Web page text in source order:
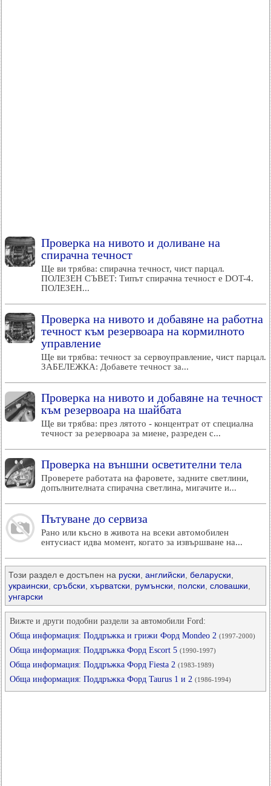
Проверка на нивото и доливане на
спирачна течност
Ще ви трябва: спирачна течност, чист парцал.
ПОЛЕЗЕН СЪВЕТ: Типът спирачна течност е DOT-4.
ПОЛЕЗЕН...
Проверка на нивото и добавяне на работна
течност към резервоара на кормилното
управление
Ще ви трябва: течност за сервоуправление, чист парцал.
ЗАБЕЛЕЖКА: Добавете течност за...
Проверка на нивото и добавяне на течност
към резервоара на шайбата
Ще ви трябва: през лятото - концентрат от специална
течност за резервоара за миене, разреден с...
Проверка на външни осветителни тела
Проверете работата на фаровете, задните светлини,
допълнителната спирачна светлина, мигачите и...
Пътуване до сервиза
Рано или късно в живота на всеки автомобилен
ентусиаст идва момент, когато за извършване на...
Този раздел е достъпен на руски английски беларуски
украински сръбски хърватски румънски полски словашки
унгарски
Вижте и други подобни раздели за автомобили Ford:
Обща информация: Поддръжка и грижи Форд Mondeo 2 (1997-2000)
Обща информация: Поддръжка Форд Escort 5 (1990-1997)
Обща информация: Поддръжка Форд Fiesta 2 (1983-1989)
Обща информация: Поддръжка Форд Taurus 1 и 2 (1986-1994)